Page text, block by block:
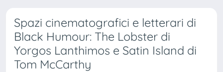
Spazi cinematografici e letterari di
Black Humour: The Lobster di
Yorgos Lanthimos e Satin Island di
Tom McCarthy